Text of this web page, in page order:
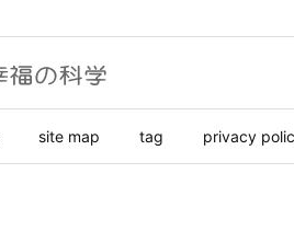
site map tag privacy